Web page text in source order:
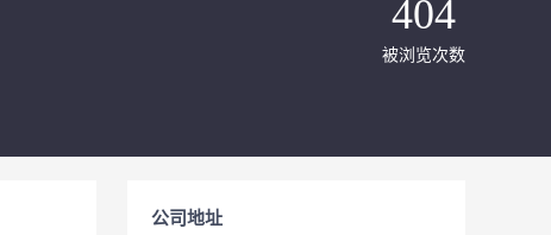
404
被浏览次数
公司地址